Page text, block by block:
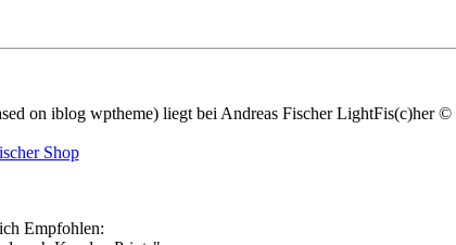
on iblog wptheme) liegt bei Andreas Fischer LightFis(c)her ©
Shop
Empfohlen: